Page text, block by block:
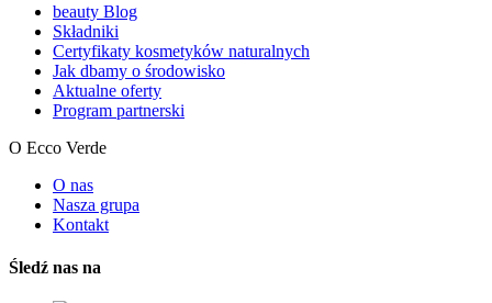
beauty Blog
Składniki
Certyfikaty kosmetyków naturalnych
Jak dbamy o środowisko
Aktualne oferty
Program partnerski
O Ecco Verde
O nas
Nasza grupa
Kontakt
Śledź nas na